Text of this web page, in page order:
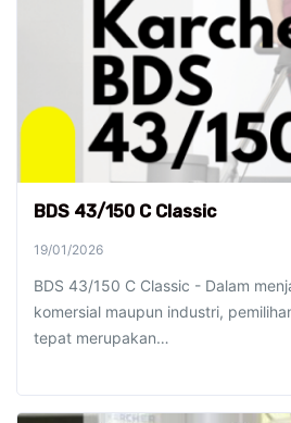
BDS 43/150 C Classic
19/01/2026
BDS 43/150 C Classic - Dalam
komersial maupun industri,
tepat merupakan…